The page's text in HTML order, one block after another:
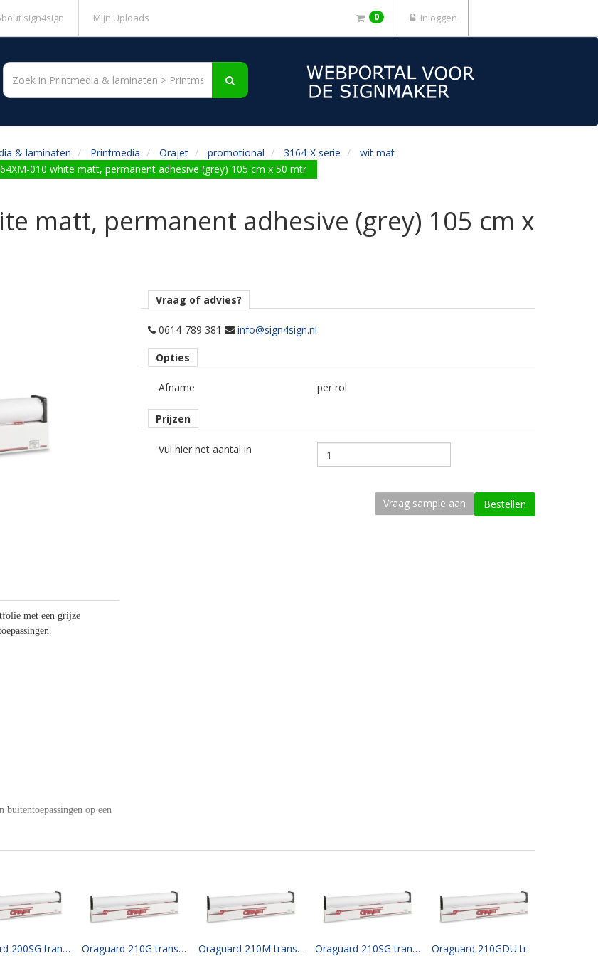
sign4sign Mijn Uploads 0 Inloggen
& laminaten Printmedia Orajet promotional 3164-X serie
wit mat
010 white matt, permanent adhesive (grey) 105 cm x 50 mtr
matt, permanent adhesive (grey) 105 cm x
met een grijze
buitentoepassingen op een
Vraag of advies?
0614-789 381 info@sign4sign.nl
Opties
Afname per rol
Prijzen
Vul hier het aantal in
Oraguard 200SG transparent semi-gloss, permanent adhesive (clear) 105 cm x 50 mtr Oraguard 210G transparent gloss, permanent adhesive (clear) 105 cm x 50 mtr Oraguard 210M transparent matt, permanent adhesive (clear) 105 cm x 50 mtr Oraguard 210SG transparent semi-gloss, permanent adhesive (clear) 105 cm x 50 mtr Oraguard 210GDU transparent gloss, permanent adhesive (clear) 105 cm x 50 mtr